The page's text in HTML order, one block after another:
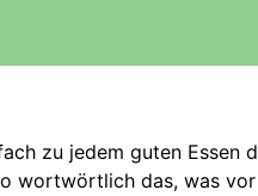
zu jedem guten Essen
wortwörtlich das, was